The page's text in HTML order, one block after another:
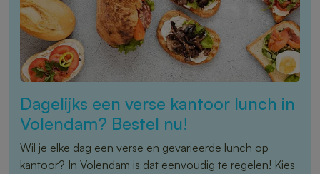
Dagelijks een verse kantoor lunch in
Volendam? Bestel nu!
Wil je elke dag een verse en gevarieerde lunch op
kantoor? In Volendam is dat eenvoudig te regelen! Kies